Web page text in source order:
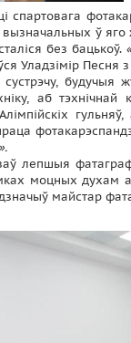
ў
без бацькоў.
Уладзімір Песня
будучыя
аб
лепшыя
моцных духам
майстар